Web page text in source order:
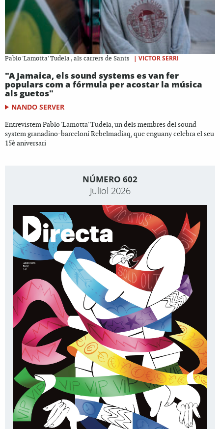
Pablo 'Lamotta' Tudela , als carrers de Sants | VICTOR SERRI
"A Jamaica, els sound systems es van fer
populars com a fórmula per acostar la música
als guetos"
NANDO SERVER
Entrevistem Pablo 'Lamotta' Tudela, un dels membres del sound
system granadino-barceloní Rebelmadiaq, que enguany celebra el seu
15è aniversari
NÚMERO 602
Juliol 2026